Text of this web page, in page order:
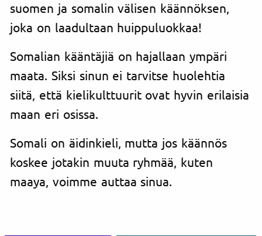
suomen ja somalin välisen käännöksen,
joka on laadultaan huippuluokkaa!
Somalian kääntäjiä on hajallaan ympäri
maata. Siksi sinun ei tarvitse huolehtia
siitä, että kielikulttuurit ovat hyvin erilaisia
maan eri osissa.
Somali on äidinkieli, mutta jos käännös
koskee jotakin muuta ryhmää, kuten
maaya, voimme auttaa sinua.